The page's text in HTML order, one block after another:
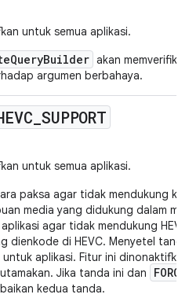
untuk semua aplikasi.
akan
argumen berbahaya.
_SUPPORT
untuk semua aplikasi.
paksa agar tidak mendukung
media yang didukung dalam
agar tidak mendukung
dienkode di HEVC. Menyetel
aplikasi. Fitur ini
Jika tanda ini dan
kedua tanda.